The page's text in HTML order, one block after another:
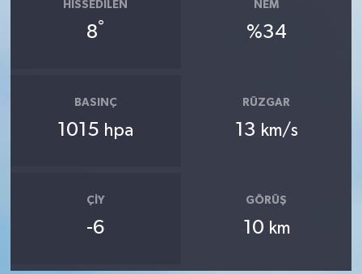
HISSEDILEN
8°
NEM
%34
BASINÇ
1015 hpa
RÜZGAR
13 km/s
ÇIY
-6
GÖRÜŞ
10 km